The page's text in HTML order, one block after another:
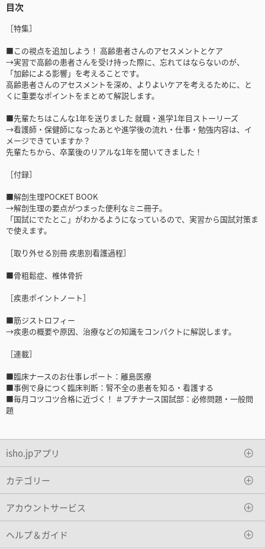
目次
［特集］
■この視点を追加しよう！ 高齢患者さんのアセスメントとケア
→実習で高齢の患者さんを受け持った際に、忘れてはならないのが、
「加齢による影響」を考えることです。
高齢患者さんのアセスメントを深め、よりよいケアを考えるために、と
くに重要なポイントをまとめて解説します。
■先輩たちはこんな1年を送りました 就職・進学1年目ストーリーズ
→看護師・保健師になったあとや進学後の流れ・仕事・勉強内容は、イ
メージできていますか？
先輩たちから、卒業後のリアルな1年を聞いてきました！
［付録］
■解剖生理POCKET BOOK
→解剖生理の要点がつまった便利なミニ冊子。
「国試にでたとこ」がわかるようになっているので、実習から国試対策ま
で使えます。
［取り外せる別冊 疾患別看護過程］
■骨粗鬆症、椎体骨折
［疾患ポイントノート］
■筋ジストロフィー
→疾患の概要や原因、治療などの知識をコンパクトに解説します。
［連載］
■臨床ナースのお仕事レポート：離島医療
■事例で身につく臨床判断：腎不全の患者を知る・看護する
■毎月コツコツ合格に近づく！ ＃プチナース国試部：必修問題・一般問
題
isho.jpアプリ
カテゴリー
アカウントサービス
ヘルプ＆ガイド